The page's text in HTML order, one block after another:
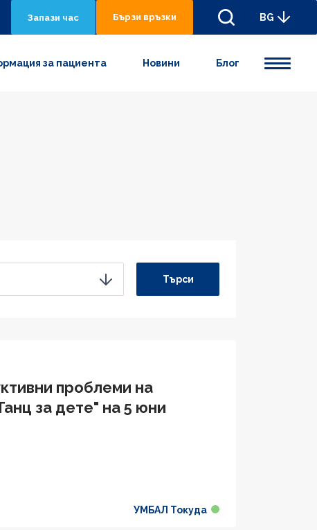
Запази час Бързи връзки BG
за пациента Новини Блог
Търси
проблеми на
за дете" на 5 юни
УМБАЛ Токуда